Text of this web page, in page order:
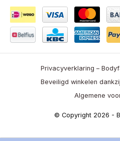
Privacyverklaring –
Beveiligd winkelen
Algemene
© Copyright 2026 -